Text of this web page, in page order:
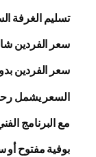
تسليم الغرفة
سعر الفردين
سعر الفردين
السعر يشمل
مع البرنامج
بوفية مفتوح